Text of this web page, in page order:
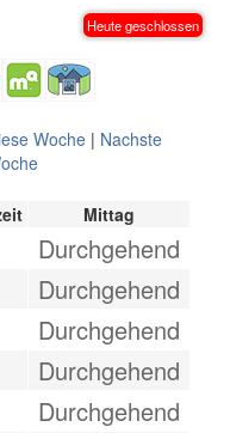
Heute geschlossen
Woche| Nachste
Mittag
Durchgehend
Durchgehend
Durchgehend
Durchgehend
Durchgehend